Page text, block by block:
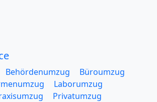
Behördenumzug
Büroumzug
Laborumzug
Privatumzug